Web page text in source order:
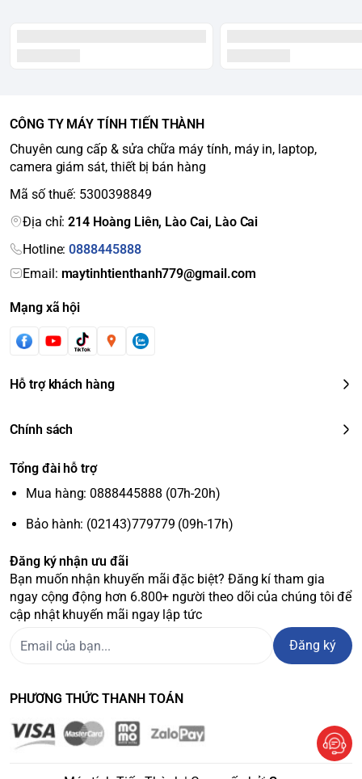
CÔNG TY MÁY TÍNH TIẾN THÀNH
Chuyên cung cấp & sửa chữa máy tính, máy in, laptop,
camera giám sát, thiết bị bán hàng
Mã số thuế: 5300398849
Địa chỉ:214 Hoàng Liên, Lào Cai, Lào Cai
Hotline:0888445888
Email: maytinhtienthanh779@gmail.com
Mạng xã hội
Hỗ trợ khách hàng
Chính sách
Tổng đài hỗ trợ
Mua hàng: 0888445888 (07h-20h)
Bảo hành: (02143)779779 (09h-17h)
Đăng ký nhận ưu đãi
Bạn muốn nhận khuyến mãi đặc biệt? Đăng kí tham gia
ngay cộng động hơn 6.800+ người theo dõi của chúng tôi để
cập nhật khuyến mãi ngay lập tức
Đăng ký
PHƯƠNG THỨC THANH TOÁN